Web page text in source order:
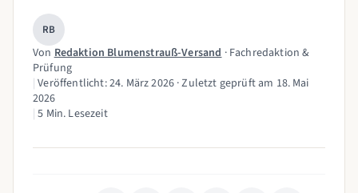
RB
VonRedaktion Blumenstrauß-Versand· Fachredaktion &
Prüfung
Veröffentlicht:24. März 2026 · Zuletzt geprüft am 18. Mai
2026
5 Min. Lesezeit